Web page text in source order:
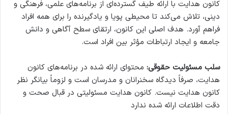
کانون هدایت با ارائه طیف گسترده‌ای از برنامه‌های علمی، فرهنگی و
دینی، تلاش می‌کند تا محیطی پویا و یادگیرنده را برای همه افراد
فراهم آورد. هدف اصلی این کانون، ارتقای سطح آگاهی و دانش
جامعه و ایجاد ارتباطات مؤثر بین افراد است.
سلب مسئولیت حقوقی: محتوای ارائه شده در برنامه‌های کانون
هدایت، صرفاً دیدگاه سخنرانان و مدرسان است و لزوماً بیانگر نظر
کانون هدایت نیست. کانون هدایت مسئولیتی در قبال صحت و
دقت اطلاعات ارائه شده ندارد